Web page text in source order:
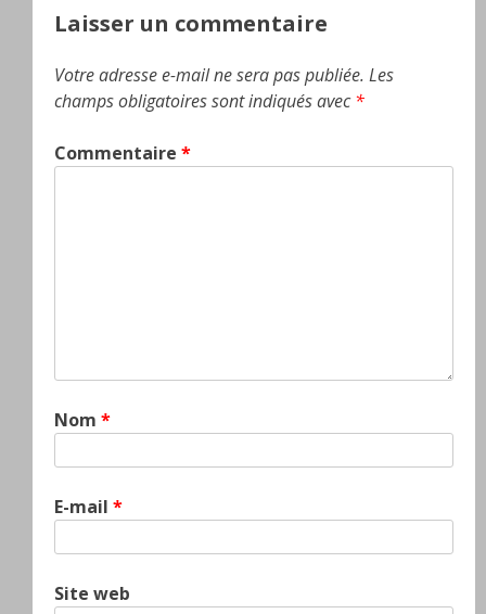
Laisser un commentaire
Votre adresse e-mail ne sera pas publiée. Les
champs obligatoires sont indiqués avec*
Commentaire *
Nom *
E-mail *
Site web